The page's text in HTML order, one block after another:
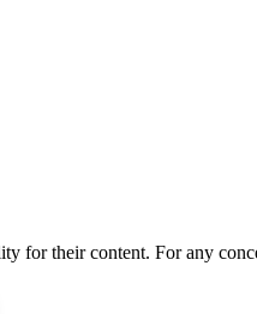
for their content. For any